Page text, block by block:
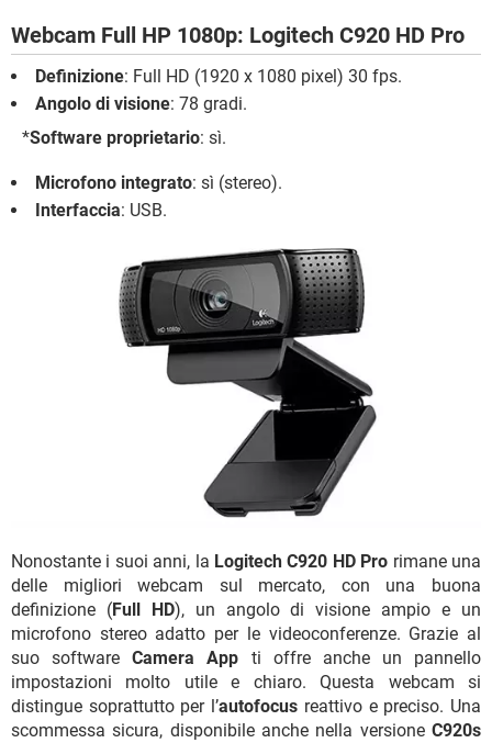
Webcam Full HP 1080p: Logitech C920 HD Pro
Definizione: Full HD (1920 x 1080 pixel) 30 fps.
Angolo di visione: 78 gradi.
*Software proprietario: sì.
Microfono integrato: sì (stereo).
Interfaccia: USB.
Nonostante i suoi anni, la Logitech C920 HD Pro rimane una
delle migliori webcam sul mercato, con una buona
definizione (Full HD), un angolo di visione ampio e un
microfono stereo adatto per le videoconferenze. Grazie al
suo softwareCamera App ti offre anche un pannello
impostazioni molto utile e chiaro. Questa webcam si
distingue soprattutto per l’autofocus reattivo e preciso. Una
scommessa sicura, disponibile anche nella versione C920s